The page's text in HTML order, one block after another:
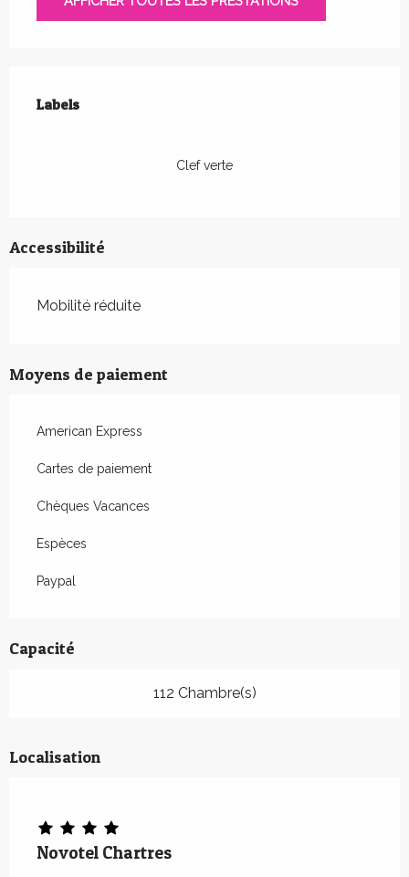
Labels
Labels
Clef verte
Accessibilité
Mobilité réduite
Moyens de paiement
American Express
Cartes de paiement
Chèques Vacances
Espèces
Paypal
Capacité
112 Chambre(s)
Localisation
Novotel Chartres